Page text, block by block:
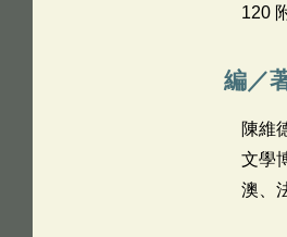
120
編／
陳維
文學
澳、